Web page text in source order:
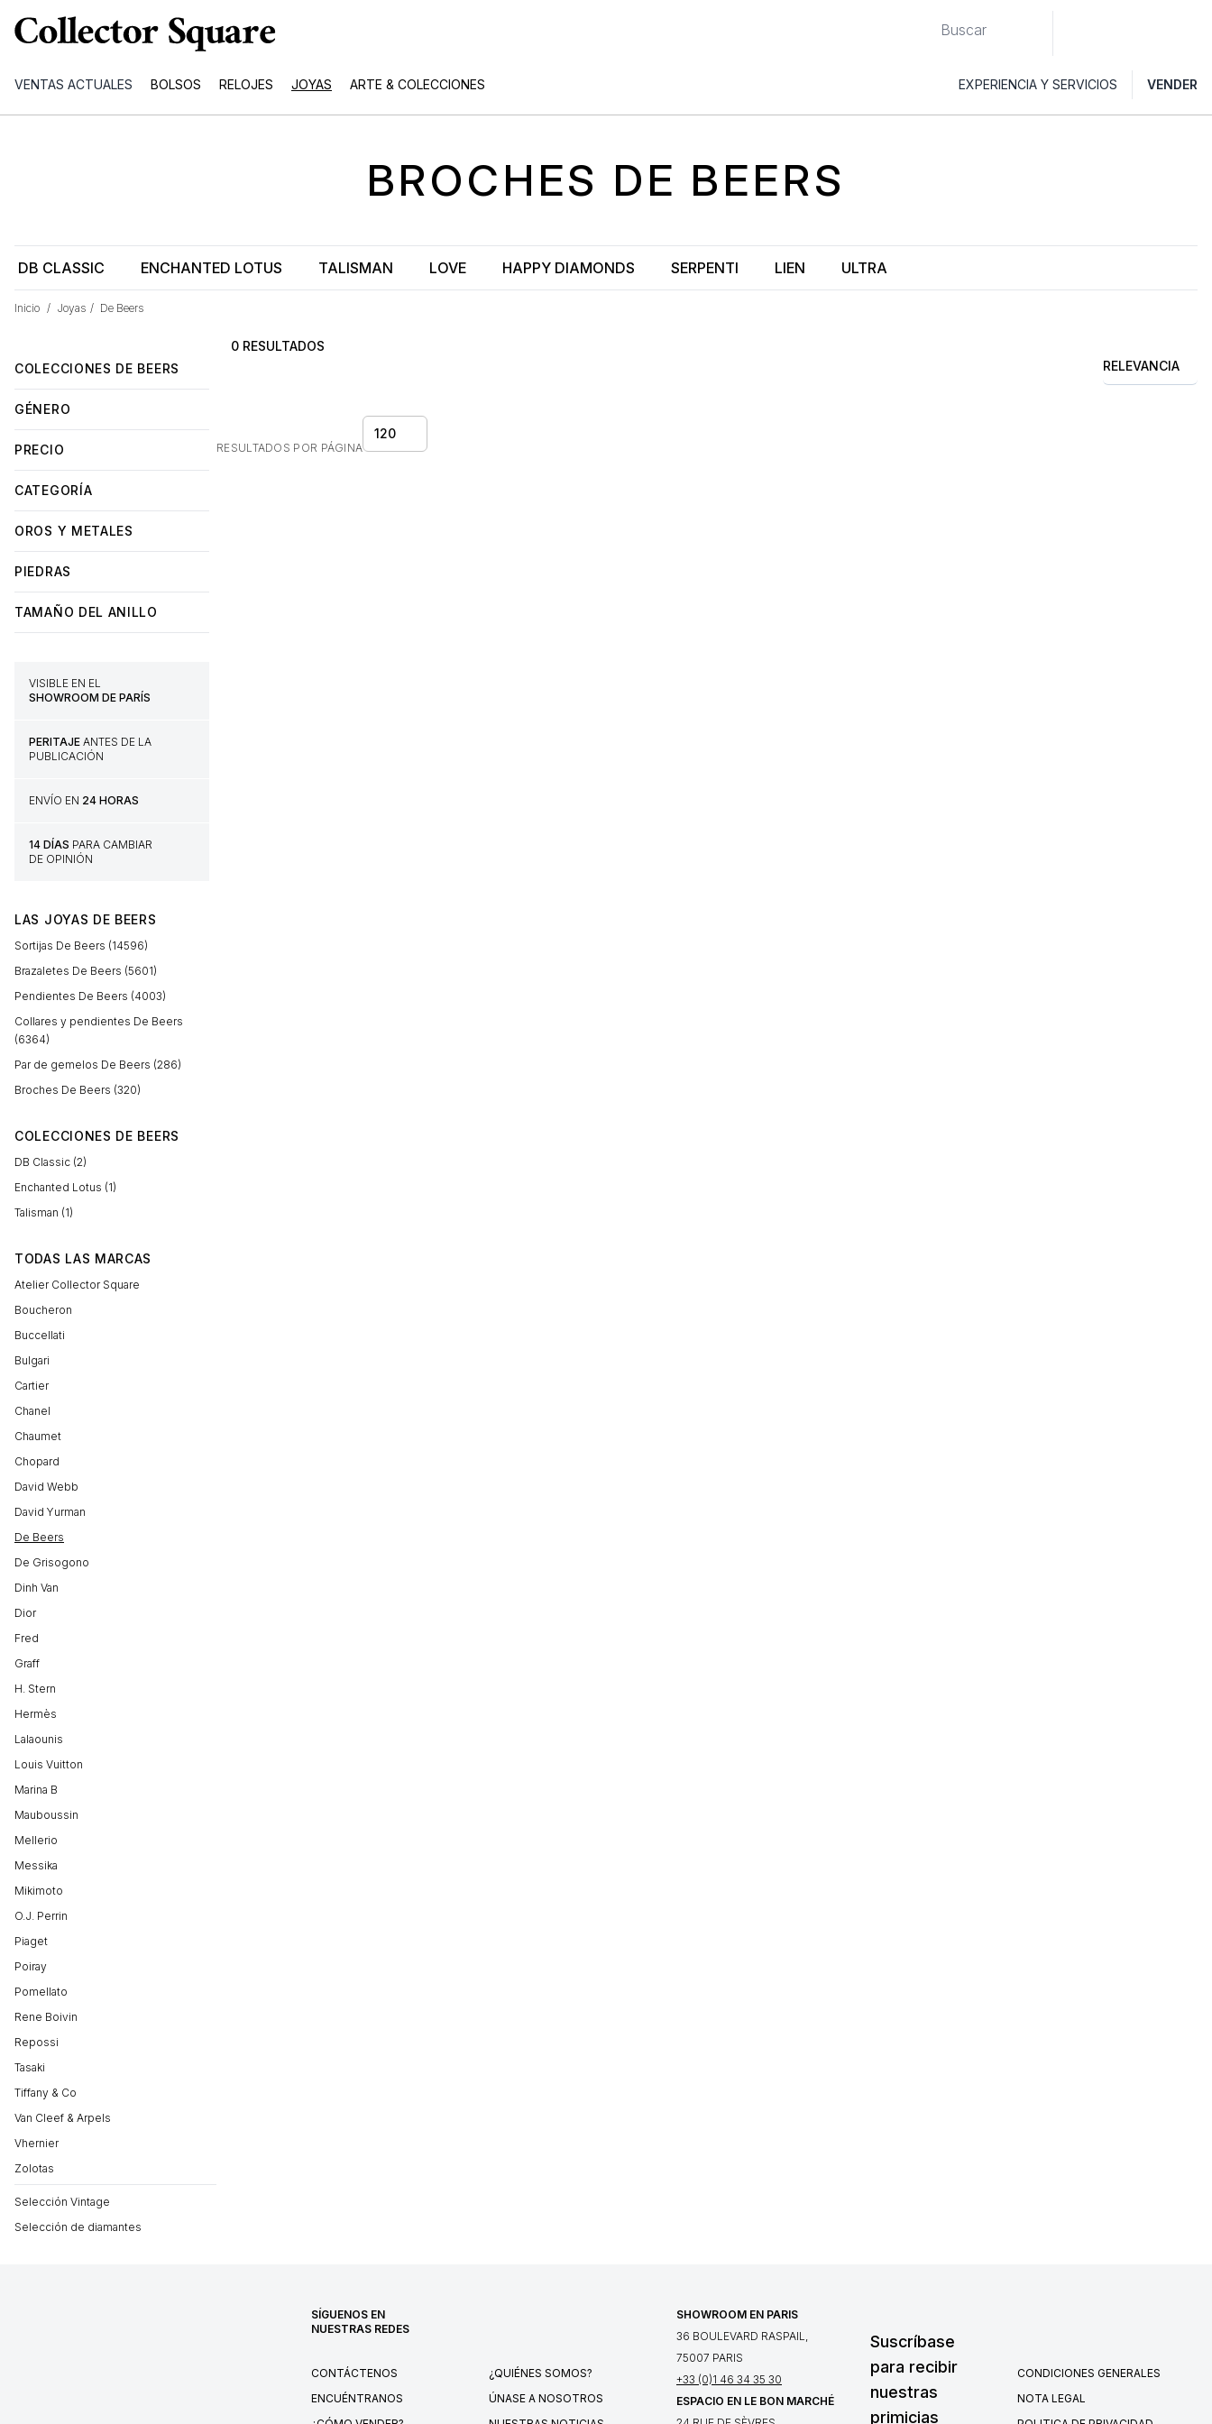
VENTAS ACTUALES BOLSOS RELOJES JOYAS ARTE & COLECCIONES EXPERIENCIA Y SERVICIOS VENDER
Inicio / Joyas / De Beers
BROCHES DE BEERS
DB CLASSIC ENCHANTED LOTUS TALISMAN LOVE HAPPY DIAMONDS SERPENTI LIEN ULTRA
RELEVANCIA
0 RESULTADOS
COLECCIONES DE BEERS
GÉNERO
PRECIO
CATEGORÍA
OROS Y METALES
PIEDRAS
TAMAÑO DEL ANILLO
VISIBLE EN EL
SHOWROOM DE PARÍS
PERITAJE ANTES DE LA
PUBLICACIÓN
ENVÍO EN 24 HORAS
14 DÍAS PARA CAMBIAR
DE OPINIÓN
LAS JOYAS DE BEERS
Sortijas De Beers (14596)
Brazaletes De Beers (5601)
Pendientes De Beers (4003)
Collares y pendientes De Beers
(6364)
Par de gemelos De Beers (286)
Broches De Beers (320)
COLECCIONES DE BEERS
DB Classic (2)
Enchanted Lotus (1)
Talisman (1)
TODAS LAS MARCAS
Atelier Collector Square
Boucheron
Buccellati
Bulgari
Cartier
Chanel
Chaumet
Chopard
David Webb
David Yurman
De Beers
De Grisogono
Dinh Van
Dior
Fred
Graff
H. Stern
Hermès
Lalaounis
Louis Vuitton
Marina B
Mauboussin
Mellerio
Messika
Mikimoto
O.J. Perrin
Piaget
Poiray
Pomellato
Rene Boivin
Repossi
Tasaki
Tiffany & Co
Van Cleef & Arpels
Vhernier
Zolotas
Selección Vintage
Selección de diamantes
RESULTADOS POR PÁGINA
120
Suscríbase
para recibir
nuestras
primicias
SÍGUENOS EN
NUESTRAS REDES
CONTÁCTENOS
ENCUÉNTRANOS
¿QUIÉNES SOMOS?
ÚNASE A NOSOTROS
CONDICIONES GENERALES
NOTA LEGAL
SHOWROOM EN PARIS
36 BOULEVARD RASPAIL,
75007 PARIS
+33 (0)1 46 34 35 30
ESPACIO EN LE BON MARCHÉ